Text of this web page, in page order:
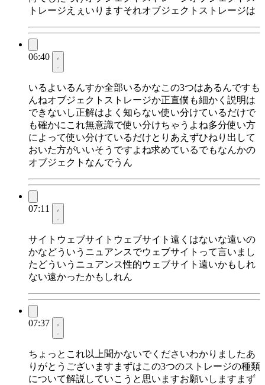
トレージえぇいりますそれオブジェクトストレージは
06:40
いるよいるんすか全部いるかなこの3つはあるんですも
んねオブジェクトストレージか正直僕も細かく説明は
できないし正解はよく知らない使い分けているだけで
も確かにこれ無意識で使い分けちゃうよね多分使い方
によって使い分けているだけとりあえずひねり出して
おいた方がいいそうですよね求めているでもなんかの
オブジェクトなんでうん
07:11
サイトウェブサイトウェブサイト遠くはないな遠いの
かなどういうニュアンスでウェブサイトって言いまし
たどういうニュアンス性的ウェブサイト遠いかもしれ
ない遠かったかもしれん
07:37
ちょっとこれ以上聞かないでくださいわかりましたあ
りがとうございますまずはこの3つのストレージの種類
について解説していこうと思いますお願いしますまず